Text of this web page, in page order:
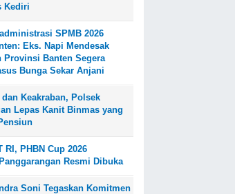
Kediri
SPMB 2026
Eks. Napi Mendesak
Provinsi Banten Segera
Bunga Sekar Anjani
dan Keakraban, Polsek
Lepas Kanit Binmas yang
RI, PHBN Cup 2026
Resmi Dibuka
Soni Tegaskan Komitmen